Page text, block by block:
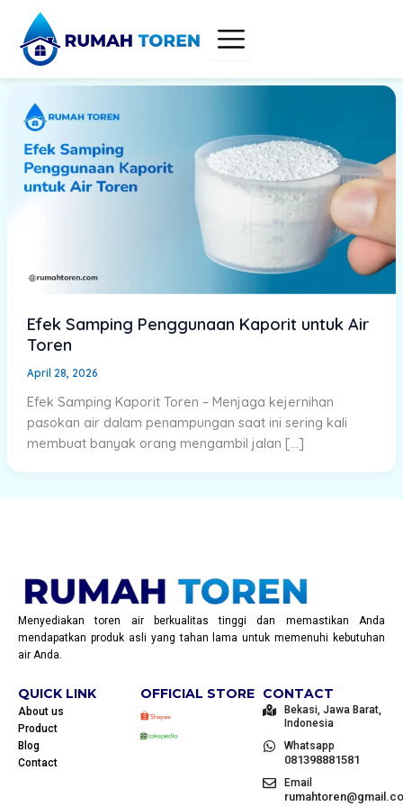
content
Efek Samping Penggunaan Kaporit untuk Air
Toren
April 28, 2026
Efek Samping Kaporit Toren – Menjaga kejernihan
pasokan air dalam penampungan saat ini sering kali
membuat banyak orang mengambil jalan […]
Menyediakan toren air berkualitas tinggi dan memastikan Anda
mendapatkan produk asli yang tahan lama untuk memenuhi kebutuhan
air Anda.
QUICK LINK
About us
Product
Blog
Contact
OFFICIAL STORE CONTACT
Bekasi, Jawa Barat,
Indonesia
Whatsapp
081398881581
Email